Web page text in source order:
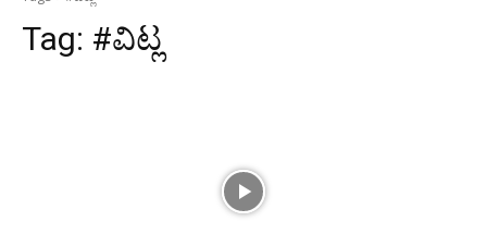
Tag: #ವಿಟ್ಲ